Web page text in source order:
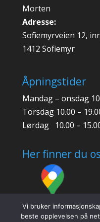
Morten
Adresse:
Sofiemyrveien 12,
1412 Sofiemyr
Åpningstider
Mandag – onsdag
Torsdag 10.00 –
Lørdag 10.00 –
Her finner du
Vi bruker
beste opplevelsen på